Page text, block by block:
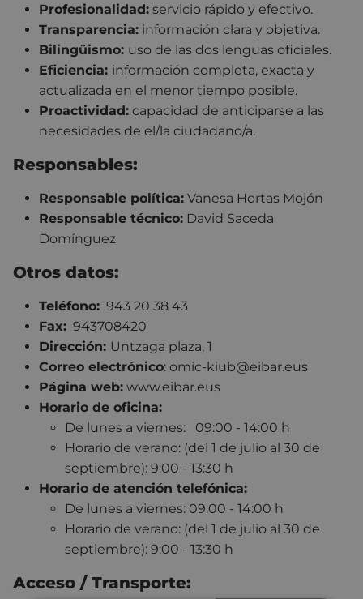
Profesionalidad: servicio rápido y efectivo.
Transparencia: información clara y objetiva.
Bilingüismo: uso de las dos lenguas oficiales.
Eficiencia: información completa, exacta y
actualizada en el menor tiempo posible.
Proactividad: capacidad de anticiparse a las
necesidades de el/la ciudadano/a.
Responsables:
Responsable política: Vanesa Hortas Mojón
Responsable técnico: David Saceda
Domínguez
Otros datos:
Teléfono: 943 20 38 43
Fax: 943708420
Dirección: Untzaga plaza, 1
Correo electrónico: omic-kiub@eibar.eus
Página web: www.eibar.eus
Horario de oficina:
De lunes a viernes: 09:00 - 14:00 h
Horario de verano: (del 1 de julio al 30 de
septiembre): 9:00 - 13:30 h
Horario de atención telefónica:
De lunes a viernes: 09:00 - 14:00 h
Horario de verano: (del 1 de julio al 30 de
septiembre): 9:00 - 13:30 h
Acceso / Transporte: